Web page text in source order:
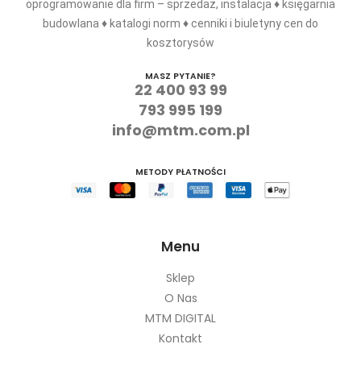
producent programów do kosztorysowania ♦
oprogramowanie dla firm – sprzedaż, instalacja ♦ księgarnia
kosztorysów
MASZ PYTANIE?
22 400 93 99
info@mtm.com.pl
Menu
Sklep
O Nas